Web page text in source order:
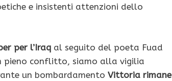
e insistenti attenzioni dello
per l’Iraq al seguito del poeta Fuad
pieno conflitto, siamo alla vigilia
un bombardamento Vittoria rimane